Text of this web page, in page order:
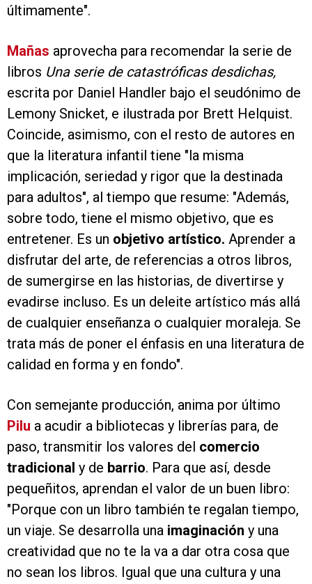
últimamente".
Mañas aprovecha para recomendar la serie de
libros Una serie de catastróficas desdichas,
escrita por Daniel Handler bajo el seudónimo de
Lemony Snicket, e ilustrada por Brett Helquist.
Coincide, asimismo, con el resto de autores en
que la literatura infantil tiene "la misma
implicación, seriedad y rigor que la destinada
para adultos", al tiempo que resume: "Además,
sobre todo, tiene el mismo objetivo, que es
entretener. Es un objetivo artístico. Aprender a
disfrutar del arte, de referencias a otros libros,
de sumergirse en las historias, de divertirse y
evadirse incluso. Es un deleite artístico más allá
de cualquier enseñanza o cualquier moraleja. Se
trata más de poner el énfasis en una literatura de
calidad en forma y en fondo".
Con semejante producción, anima por último
Pilu a acudir a bibliotecas y librerías para, de
paso, transmitir los valores del comercio
tradicional y de barrio. Para que así, desde
pequeñitos, aprendan el valor de un buen libro:
"Porque con un libro también te regalan tiempo,
un viaje. Se desarrolla una imaginación y una
creatividad que no te la va a dar otra cosa que
no sean los libros. Igual que una cultura y una